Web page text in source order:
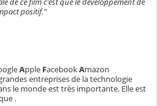
positif."
Apple FacebookAmazon
entreprises de la technologie
le monde est très importante. Elle est
.